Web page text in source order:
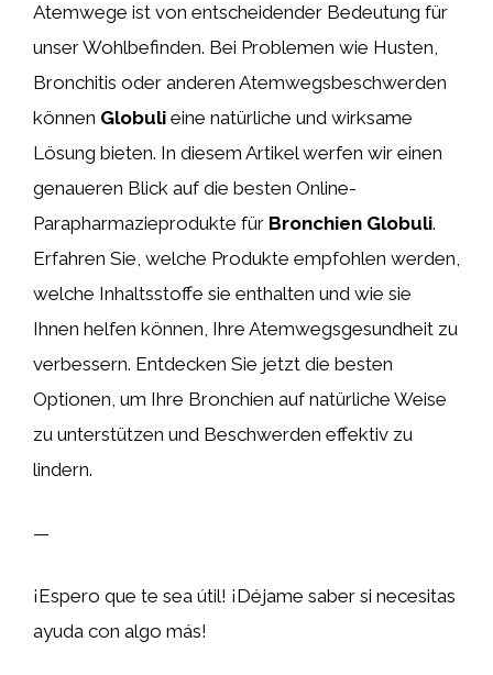
Atemwege ist von entscheidender Bedeutung für
unser Wohlbefinden. Bei Problemen wie Husten,
Bronchitis oder anderen Atemwegsbeschwerden
können Globuli eine natürliche und wirksame
Lösung bieten. In diesem Artikel werfen wir einen
genaueren Blick auf die besten Online-
Parapharmazieprodukte für Bronchien Globuli.
Erfahren Sie, welche Produkte empfohlen werden,
welche Inhaltsstoffe sie enthalten und wie sie
Ihnen helfen können, Ihre Atemwegsgesundheit zu
verbessern. Entdecken Sie jetzt die besten
Optionen, um Ihre Bronchien auf natürliche Weise
zu unterstützen und Beschwerden effektiv zu
lindern.
—
¡Espero que te sea útil! ¡Déjame saber si necesitas
ayuda con algo más!